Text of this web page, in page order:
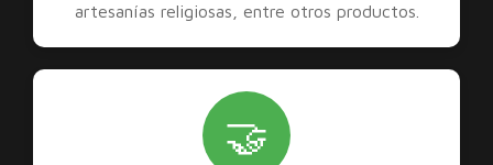
artesanías religiosas, entre otros productos.
🤝